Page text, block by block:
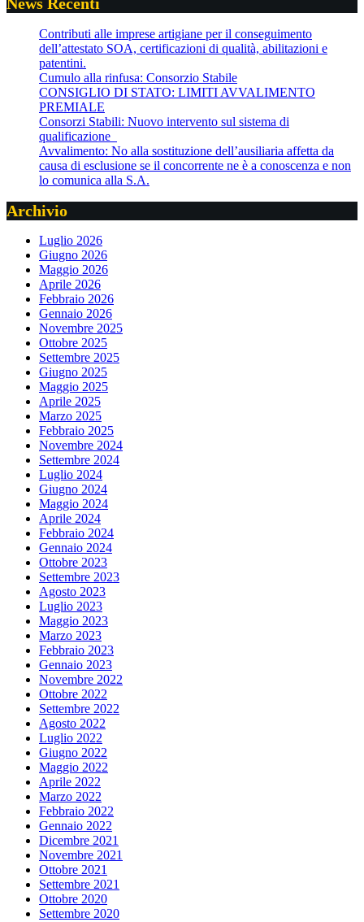
News Recenti
Contributi alle imprese artigiane per il conseguimento
dell’attestato SOA, certificazioni di qualità, abilitazioni e
patentini.
Cumulo alla rinfusa: Consorzio Stabile
CONSIGLIO DI STATO: LIMITI AVVALIMENTO
PREMIALE
Consorzi Stabili: Nuovo intervento sul sistema di
qualificazione
Avvalimento: No alla sostituzione dell’ausiliaria affetta da
causa di esclusione se il concorrente ne è a conoscenza e non
lo comunica alla S.A.
Archivio
Luglio 2026
Giugno 2026
Maggio 2026
Aprile 2026
Febbraio 2026
Gennaio 2026
Novembre 2025
Ottobre 2025
Settembre 2025
Giugno 2025
Maggio 2025
Aprile 2025
Marzo 2025
Febbraio 2025
Novembre 2024
Settembre 2024
Luglio 2024
Giugno 2024
Maggio 2024
Aprile 2024
Febbraio 2024
Gennaio 2024
Ottobre 2023
Settembre 2023
Agosto 2023
Luglio 2023
Maggio 2023
Marzo 2023
Febbraio 2023
Gennaio 2023
Novembre 2022
Ottobre 2022
Settembre 2022
Agosto 2022
Luglio 2022
Giugno 2022
Maggio 2022
Aprile 2022
Marzo 2022
Febbraio 2022
Gennaio 2022
Dicembre 2021
Novembre 2021
Ottobre 2021
Settembre 2021
Ottobre 2020
Settembre 2020